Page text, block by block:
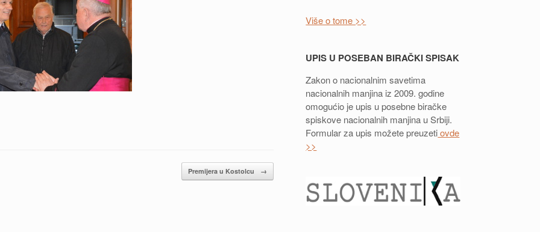
Premijera u Kostolcu →
Više o tome >>
UPIS U POSEBAN BIRAČKI SPISAK
Zakon o nacionalnim savetima
nacionalnih manjina iz 2009. godine
omogućio je upis u posebne biračke
spiskove nacionalnih manjina u Srbiji.
Formular za upis možete preuzetiovde
>>